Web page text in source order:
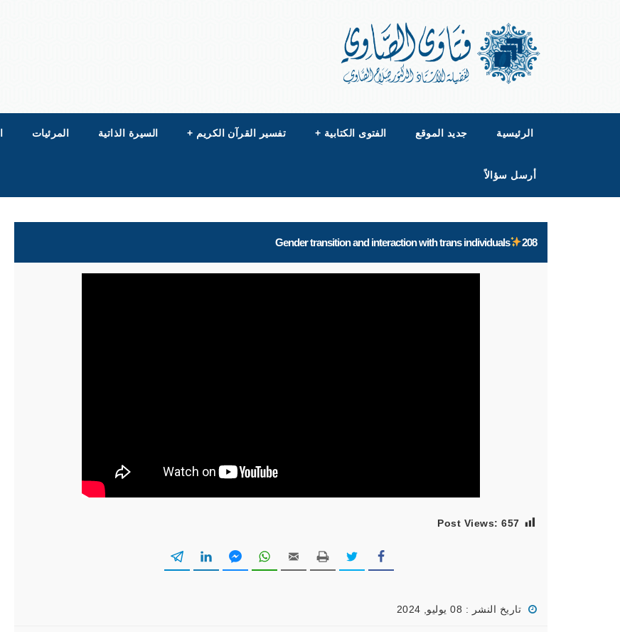
الرئيسية جديد الموقع الفتوى الكتابية + تفسير القرآن الكريم + السيرة الذاتية المرئيات
أرسل سؤالاً
208
Gender transition and interaction with trans individuals
Post Views: 657
تاريخ النشر : 08 يوليو, 2024